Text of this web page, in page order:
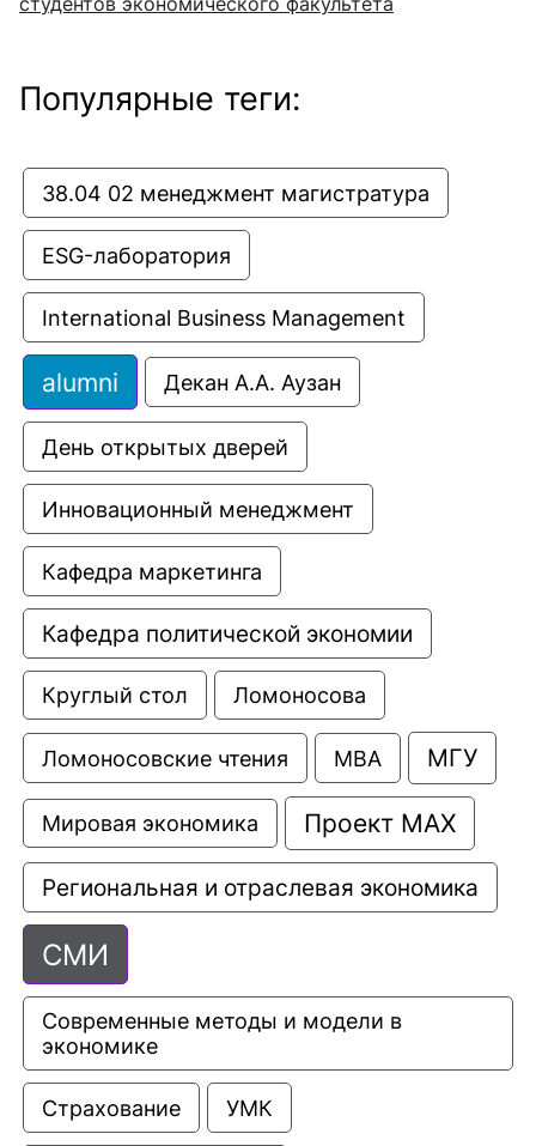
Популярные теги:
38.04 02 менеджмент магистратура
ESG-лаборатория
International Business Management
alumni Декан А.А. Аузан
День открытых дверей
Инновационный менеджмент
Кафедра маркетинга
Кафедра политической экономии
Круглый стол Ломоносова
Ломоносовские чтения МВА МГУ
Мировая экономика Проект МАХ
Региональная и отраслевая экономика
СМИ
Современные методы и модели в
экономике
Страхование УМК